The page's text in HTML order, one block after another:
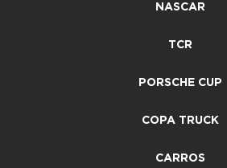
NASCAR
TCR
PORSCHE CUP
COPA TRUCK
CARROS